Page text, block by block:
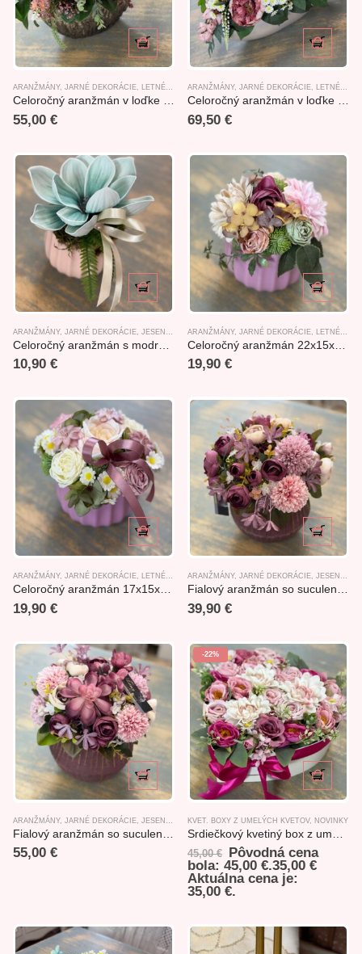
ARANŽMÁNY, JARNÉ DEKORÁCIE, LETNÉ DEKORÁCIE ,NOVINKY
Celoročný aranžmán v loďke 43x30x28cm
55,00 €
ARANŽMÁNY, JARNÉ DEKORÁCIE, LETNÉ DEKORÁCIE
Celoročný aranžmán v loďke 49x32x31cm
69,50 €
ARANŽMÁNY, JARNÉ DEKORÁCIE JESENNÉ ARANŽMÁNY , LETNÉ DEKORÁCIE, NOVINKY
10,90 €
ARANŽMÁNY, JARNÉ DEKORÁCIE LETNÉ DEKORÁCIE
19,90 €
ARANŽMÁNY, JARNÉ DEKORÁCIE, LETNÉ DEKORÁCIE ,NOVINKY
Celoročný aranžmán 17x15x15cm
19,90 €
ARANŽMÁNY, JARNÉ DEKORÁCIE, JESENNÉ ARANŽMÁNY
Fialový aranžmán so suculentom 28x25x26cm
39,90 €
ARANŽMÁNY, JARNÉ DEKORÁCIE JESENNÉ ARANŽMÁNY ,LETNÉ DEKORÁCIE,NOVINKY
55,00 €
-22%
KVET. BOXY Z UMELÝCH KVETOV, NOVINKY
45,00€
Pôvodná cena
bola: 45,00 €.35,00 €
Aktuálna cena je:
35,00 €.